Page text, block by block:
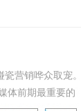
营销哗众取宠。
体前期最重要的